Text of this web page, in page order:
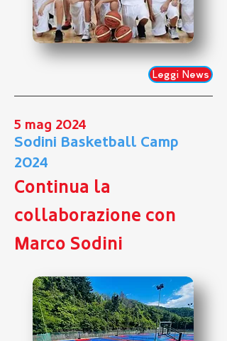
Leggi News
5 mag 2024
Sodini Basketball Camp
2024
Continua la
collaborazione con
Marco Sodini